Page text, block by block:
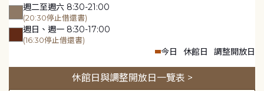
週二至週六 8:30-21:00
(20:30停止借還書)
週日、週一 8:30-17:00
(16:30停止借還書)
今日 休館日 調整開放日
休館日與調整開放日一覽表 >